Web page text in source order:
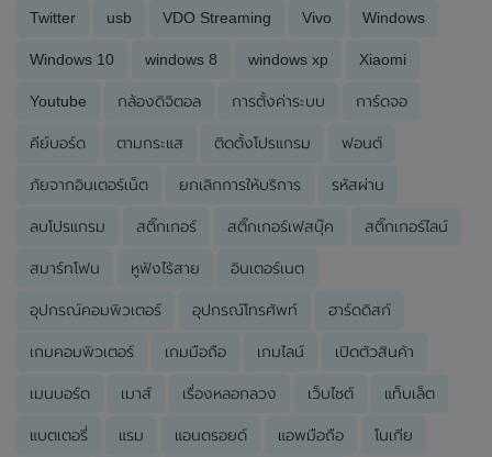
Twitter usb VDO Streaming Vivo Windows
Windows 10 windows 8 windows xp Xiaomi
Youtube กล้องดิจิตอล การตั้งค่าระบบ การ์ดจอ
คีย์บอร์ด ตามกระแส ติดตั้งโปรแกรม ฟอนต์
ภัยจากอินเตอร์เน็ต ยกเลิกการให้บริการ รหัสผ่าน
ลบโปรแกรม สติ๊กเกอร์ สติ๊กเกอร์เฟสบุ๊ค สติ๊กเกอร์ไลน์
สมาร์ทโฟน หูฟังไร้สาย อินเตอร์เนต
อุปกรณ์คอมพิวเตอร์ อุปกรณ์โทรศัพท์ ฮาร์ดดิสก์
เกมคอมพิวเตอร์ เกมมือถือ เกมไลน์ เปิดตัวสินค้า
เมนบอร์ด เมาส์ เรื่องหลอกลวง เว็บไซต์ แท็บเล็ต
แบตเตอรี่ แรม แอนดรอยด์ แอพมือถือ โนเกีย